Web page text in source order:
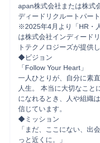
apan株式会社または株式
ディードリクルートパー
※2025年4月より「HR・
は株式会社インディード
トテクノロジーズが提供
◆ビジョン
「Follow Your Heart」
一人ひとりが、自分に素
人生。 本当に大切なこと
になれるとき、人や組織
信じています。
◆ミッション
「まだ、ここにない、出
っと近くに。」